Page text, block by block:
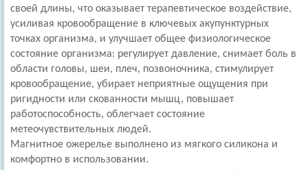
своей длины, что оказывает терапевтическое воздействие,
усиливая кровообращение в ключевых акупунктурных
точках организма, и улучшает общее физиологическое
состояние организма: регулирует давление, снимает боль в
области головы, шеи, плеч, позвоночника, стимулирует
кровообращение, убирает неприятные ощущения при
ригидности или скованности мышц, повышает
работоспособность, облегчает состояние
метеочувствительных людей.
Магнитное ожерелье выполнено из мягкого силикона и
комфортно в использовании.